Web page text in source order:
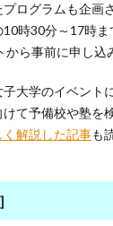
ログラムも企画
時30分～17時ま
ら事前に申し込
大学のイベント
て予備校や塾を
解説した記事も